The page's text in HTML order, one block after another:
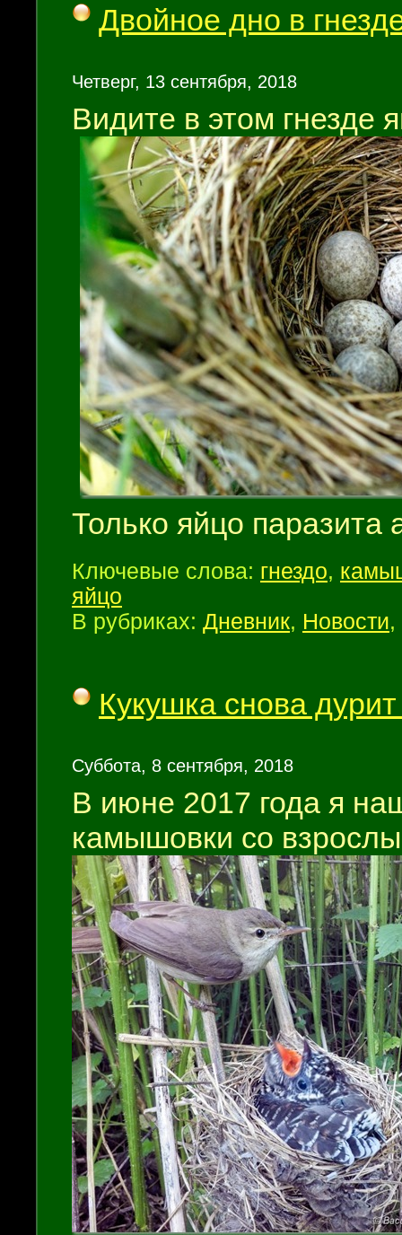
Двойное дно в
Четверг, 13 сентября, 2018
Видите в этом гнезде
Только яйцо паразита
Ключевые слова: гнездо,
яйцо
В рубриках: Дневник, Новости,
Кукушка снова
Суббота, 8 сентября, 2018
В июне 2017 года я
камышовки со